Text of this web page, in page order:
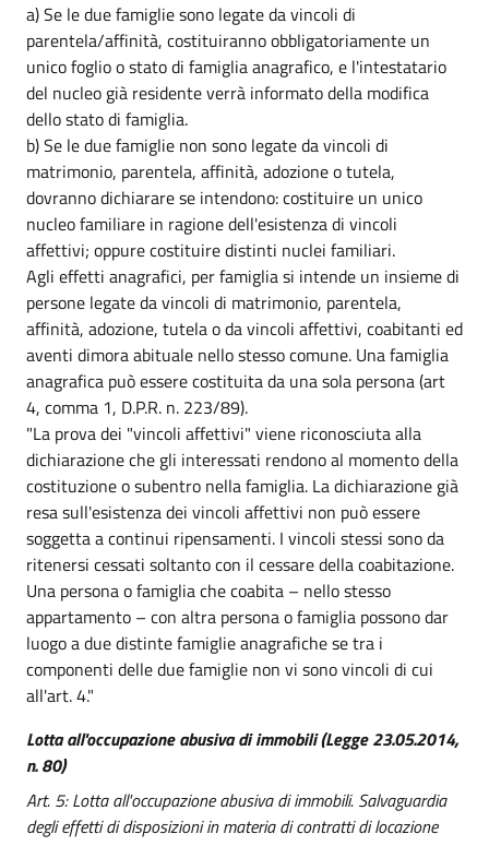
a) Se le due famiglie sono legate da vincoli di
parentela/affinità, costituiranno obbligatoriamente un
unico foglio o stato di famiglia anagrafico, e l'intestatario
del nucleo già residente verrà informato della modifica
dello stato di famiglia.
b) Se le due famiglie non sono legate da vincoli di
matrimonio, parentela, affinità, adozione o tutela,
dovranno dichiarare se intendono: costituire un unico
nucleo familiare in ragione dell'esistenza di vincoli
affettivi; oppure costituire distinti nuclei familiari.
Agli effetti anagrafici, per famiglia si intende un insieme di
persone legate da vincoli di matrimonio, parentela,
affinità, adozione, tutela o da vincoli affettivi, coabitanti ed
aventi dimora abituale nello stesso comune. Una famiglia
anagrafica può essere costituita da una sola persona (art
4, comma 1, D.P.R. n. 223/89).
"La prova dei "vincoli affettivi" viene riconosciuta alla
dichiarazione che gli interessati rendono al momento della
costituzione o subentro nella famiglia. La dichiarazione già
resa sull'esistenza dei vincoli affettivi non può essere
soggetta a continui ripensamenti. I vincoli stessi sono da
ritenersi cessati soltanto con il cessare della coabitazione.
Una persona o famiglia che coabita – nello stesso
appartamento – con altra persona o famiglia possono dar
luogo a due distinte famiglie anagrafiche se tra i
componenti delle due famiglie non vi sono vincoli di cui
all'art. 4."
Lotta all'occupazione abusiva di immobili (Legge 23.05.2014,
n. 80)
Art. 5: Lotta all'occupazione abusiva di immobili. Salvaguardia
degli effetti di disposizioni in materia di contratti di locazione